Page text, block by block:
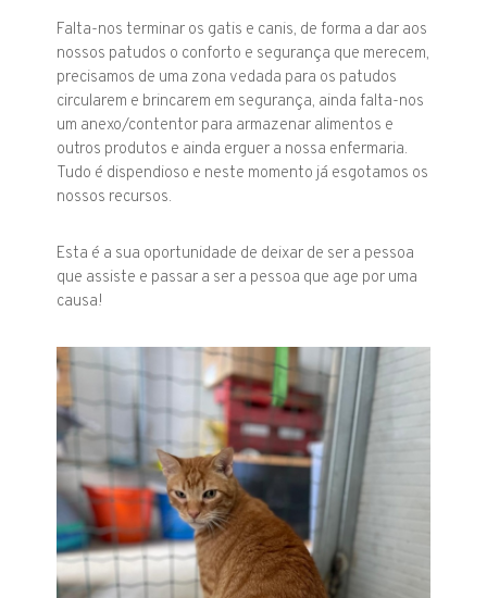
Falta-nos terminar os gatis e canis, de forma a dar aos
nossos patudos o conforto e segurança que merecem,
precisamos de uma zona vedada para os patudos
circularem e brincarem em segurança, ainda falta-nos
um anexo/contentor para armazenar alimentos e
outros produtos e ainda erguer a nossa enfermaria.
Tudo é dispendioso e neste momento já esgotamos os
nossos recursos.
Esta é a sua oportunidade de deixar de ser a pessoa
que assiste e passar a ser a pessoa que age por uma
causa!